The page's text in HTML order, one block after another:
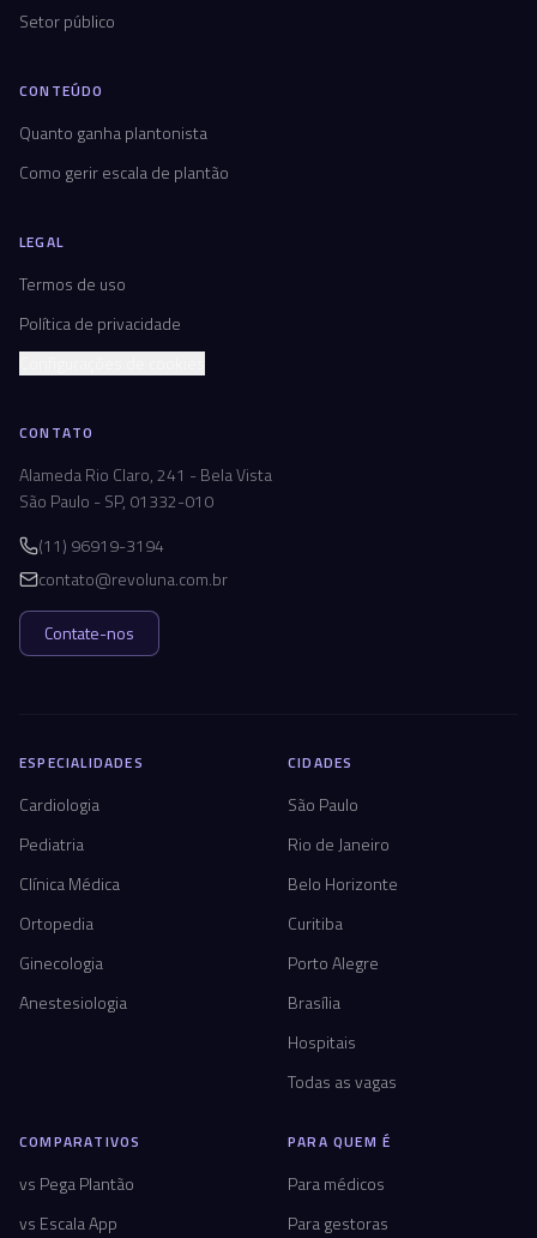
Setor público
CONTEÚDO
Quanto ganha plantonista
Como gerir escala de plantão
LEGAL
Termos de uso
Política de privacidade
CONTATO
Alameda Rio Claro, 241 - Bela Vista
São Paulo - SP, 01332-010
(11) 96919-3194
contato@revoluna.com.br
Contate-nos
ESPECIALIDADES
Cardiologia
Pediatria
Clínica Médica
Ortopedia
Ginecologia
Anestesiologia
CIDADES
São Paulo
Rio de Janeiro
Belo Horizonte
Curitiba
Porto Alegre
Brasília
Hospitais
Todas as vagas
COMPARATIVOS
vs Pega Plantão
vs Escala App
PARA QUEM É
Para médicos
Para gestoras